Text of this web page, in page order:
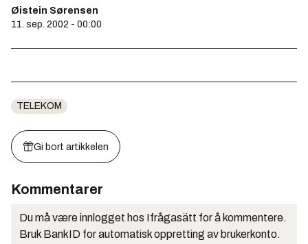
Øistein Sørensen
11. sep. 2002 - 00:00
TELEKOM
Gi bort artikkelen
Kommentarer
Du må være innlogget hos Ifrågasätt for å kommentere.
Bruk BankID for automatisk oppretting av brukerkonto.